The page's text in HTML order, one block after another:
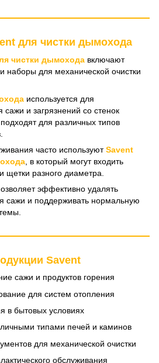
для чистки дымохода
чистки дымохода включают
наборы для механической очистки
используется для
сажи и загрязнений со стенок
для различных типов
часто используютSavent
, в который могут входить
щетки разного диаметра.
эффективно удалять
сажи и поддерживать нормальную
Savent
сажи и продуктов горения
для систем отопления
в бытовых условиях
типами печей и каминов
для механической очистки
обслуживания